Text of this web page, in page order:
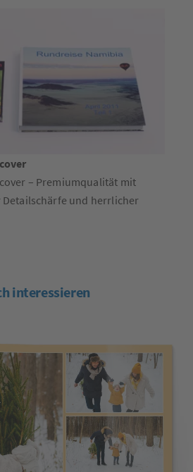
– Premiumqualität mit
und herrlicher
interessieren